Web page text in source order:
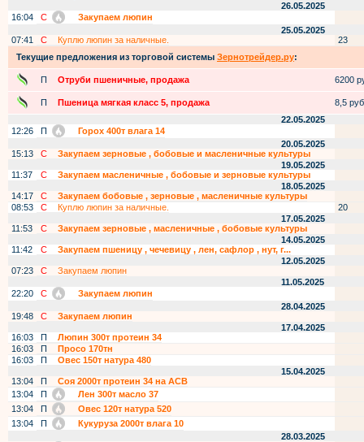
26.05.2025
16:04
С
Закупаем люпин
25.05.2025
07:41
С Куплю люпин за наличные.
23
Текущие предложения из торговой системы Зернотрейдер.ру:
П Отруби пшеничные, продажа 6200
П Пшеница мягкая класс 5, продажа
8,5
22.05.2025
12:26
П
Горох 400т влага 14
20.05.2025
15:13
С
Закупаем зерновые , бобовые и масленичные культуры
19.05.2025
11:37
С
Закупаем масленичные , бобовые и зерновые культуры
18.05.2025
14:17
С
Закупаем бобовые , зерновые , масленичные культуры
08:53
С Куплю люпин за наличные.
20
17.05.2025
11:53
С
Закупаем зерновые , масленичные , бобовые культуры
14.05.2025
11:42
С
Закупаем пшеницу , чечевицу , лен, сафлор , нут, г...
12.05.2025
07:23
С
Закупаем люпин
11.05.2025
22:20
С
Закупаем люпин
28.04.2025
19:48
С
Закупаем люпин
17.04.2025
16:03
П
Люпин 300т протеин 34
16:03
П
Просо 170тн
16:03
П
Овес 150т натура 480
15.04.2025
13:04
П
Соя 2000т протеин 34 на АСВ
13:04
П
Лен 300т масло 37
13:04
П
Овес 120т натура 520
13:04
П
Кукуруза 2000т влага 10
28.03.2025